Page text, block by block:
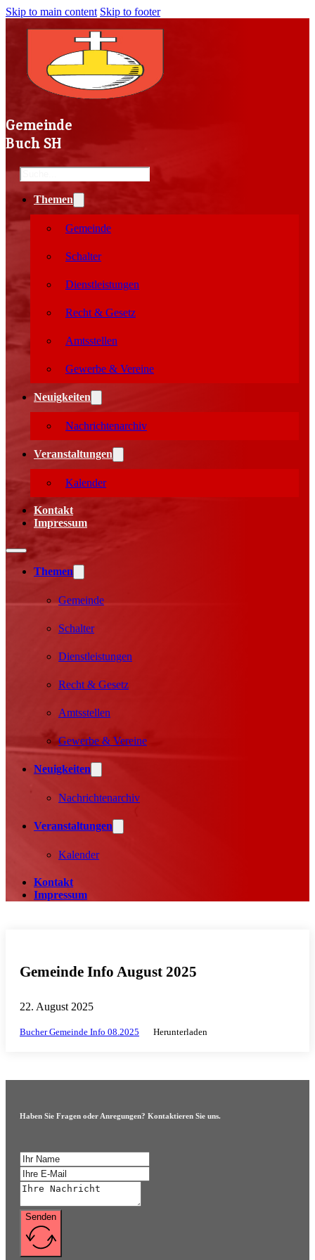
Skip to main content Skip to footer
Gemeinde
Buch SH
Search
Themen
Gemeinde
Schalter
Dienstleistungen
Recht & Gesetz
Amtsstellen
Gewerbe & Vereine
Neuigkeiten
Nachrichtenarchiv
Veranstaltungen
Kalender
Kontakt
Impressum
Themen
Gemeinde
Schalter
Dienstleistungen
Recht & Gesetz
Amtsstellen
Gewerbe & Vereine
Neuigkeiten
Nachrichtenarchiv
Veranstaltungen
Kalender
Kontakt
Impressum
Gemeinde Info August 2025
22. August 2025
Bucher Gemeinde Info 08.2025 Herunterladen
Haben Sie Fragen oder Anregungen? Kontaktieren Sie uns.
Senden